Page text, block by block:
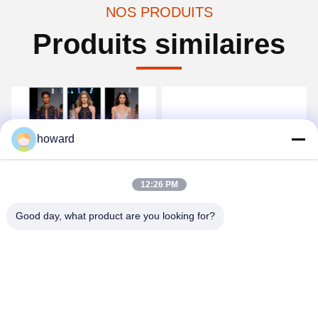
NOS PRODUITS
Produits similaires
Afficheur écran LED
Vidéo
4G / 5G / Wifi / USB
howard
12:26 PM
Good day, what product are you looking for?